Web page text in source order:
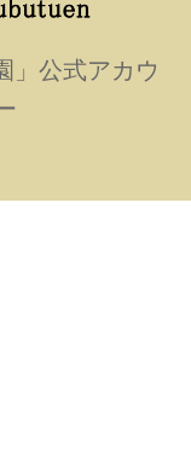
」公式アカウ